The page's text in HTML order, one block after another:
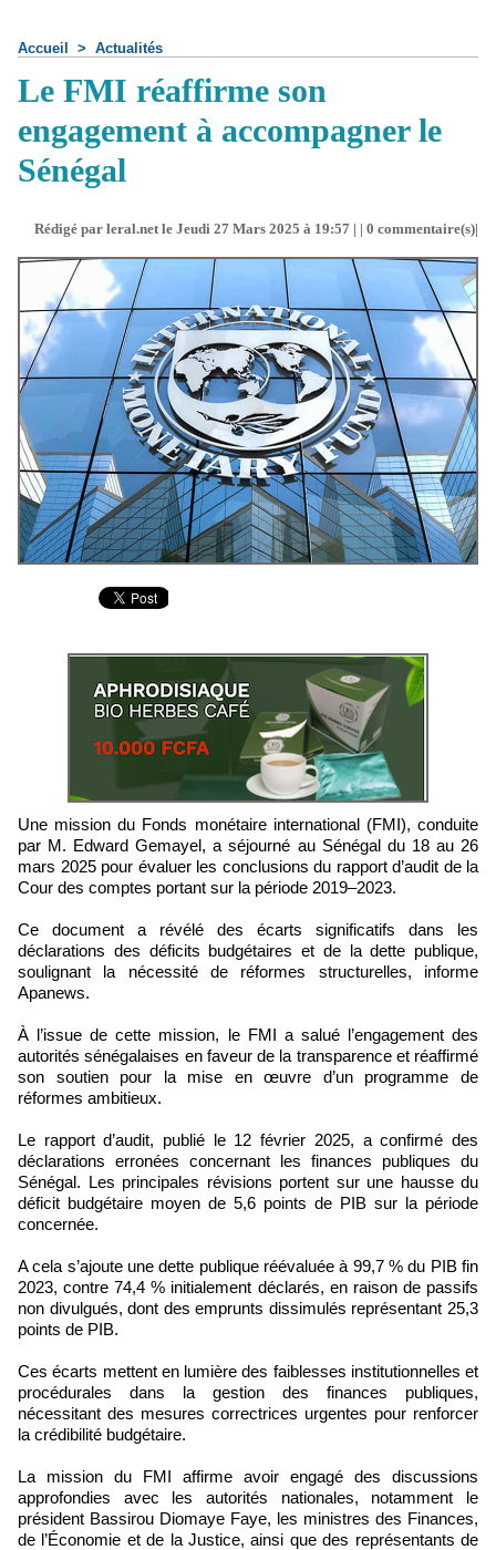
Accueil > Actualités
Le FMI réaffirme son
engagement à accompagner le
Sénégal
Rédigé par leral.net le Jeudi 27 Mars 2025 à 19:57 | | 0 commentaire(s)|
Une mission du Fonds monétaire international (FMI), conduite
par M. Edward Gemayel, a séjourné au Sénégal du 18 au 26
mars 2025 pour évaluer les conclusions du rapport d’audit de la
Cour des comptes portant sur la période 2019–2023.
Ce document a révélé des écarts significatifs dans les
déclarations des déficits budgétaires et de la dette publique,
soulignant la nécessité de réformes structurelles, informe
Apanews.
À l’issue de cette mission, le FMI a salué l’engagement des
autorités sénégalaises en faveur de la transparence et réaffirmé
son soutien pour la mise en œuvre d’un programme de
réformes ambitieux.
Le rapport d’audit, publié le 12 février 2025, a confirmé des
déclarations erronées concernant les finances publiques du
Sénégal. Les principales révisions portent sur une hausse du
déficit budgétaire moyen de 5,6 points de PIB sur la période
concernée.
A cela s’ajoute une dette publique réévaluée à 99,7 % du PIB fin
2023, contre 74,4 % initialement déclarés, en raison de passifs
non divulgués, dont des emprunts dissimulés représentant 25,3
points de PIB.
Ces écarts mettent en lumière des faiblesses institutionnelles et
procédurales dans la gestion des finances publiques,
nécessitant des mesures correctrices urgentes pour renforcer
la crédibilité budgétaire.
La mission du FMI affirme avoir engagé des discussions
approfondies avec les autorités nationales, notamment le
président Bassirou Diomaye Faye, les ministres des Finances,
de l’Économie et de la Justice, ainsi que des représentants de